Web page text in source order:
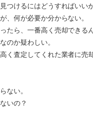
けるにはどうすればいいか
何が必要か分からない。
たら、一番高く売却できる
のか疑わしい。
く査定してくれた業者に売
ない。
いの？